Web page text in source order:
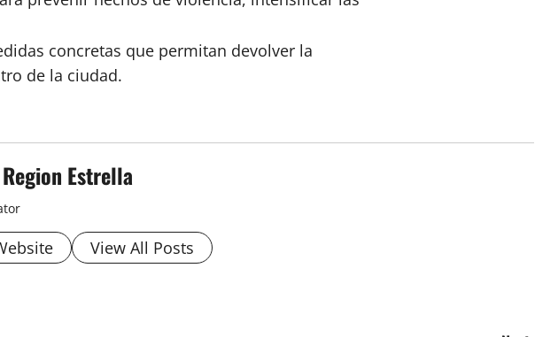
concretas que permitan devolver la
de la ciudad.
Estrella
View All Posts